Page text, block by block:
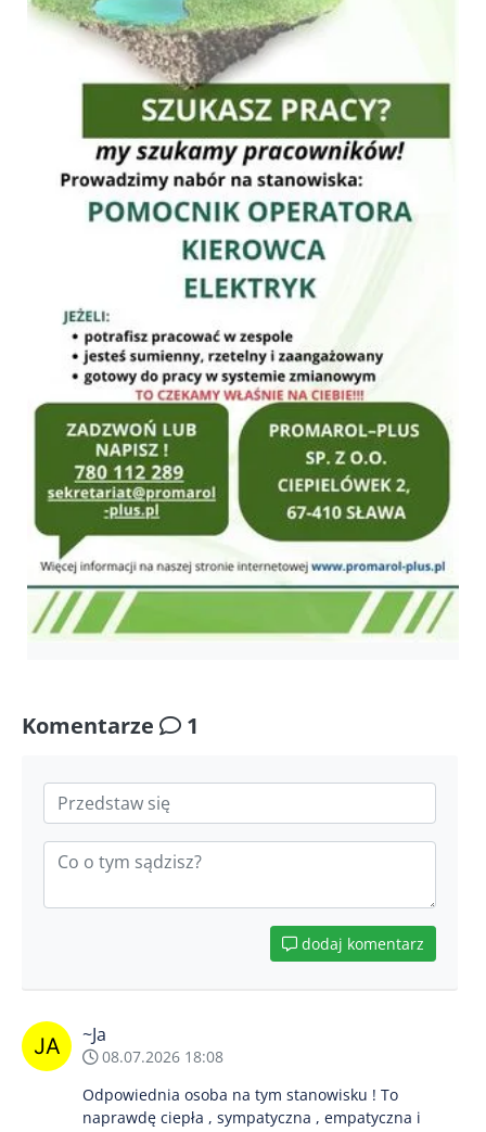
Komentarze 1
dodaj komentarz
~Ja
08.07.2026 18:08
Odpowiednia osoba na tym stanowisku ! To
naprawdę ciepła , sympatyczna , empatyczna i